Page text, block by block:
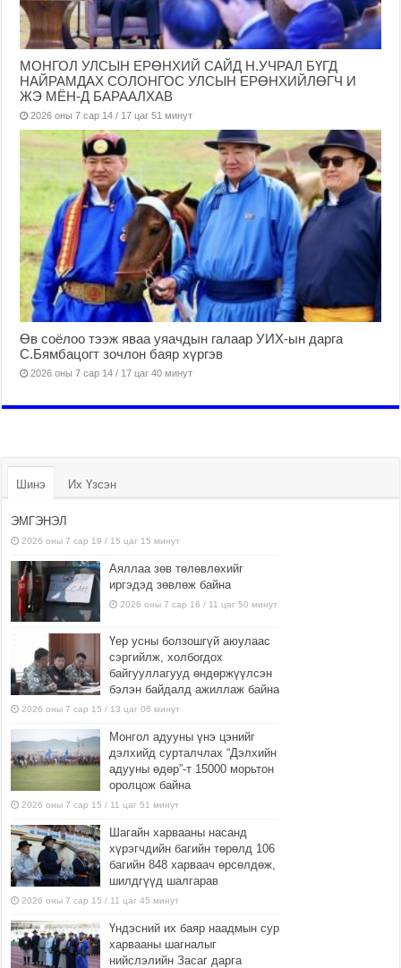
МОНГОЛ УЛСЫН ЕРӨНХИЙ САЙД Н.УЧРАЛ БҮГД
НАЙРАМДАХ СОЛОНГОС УЛСЫН ЕРӨНХИЙЛӨГЧ И
ЖЭ МЁН-Д БАРААЛХАВ
2026 оны 7 сар 14 / 17 цаг 51 минут
Өв соёлоо тээж яваа уяачдын галаар УИХ-ын дарга
С.Бямбацогт зочлон баяр хүргэв
2026 оны 7 сар 14 / 17 цаг 40 минут
Шинэ Их Үзсэн
ЭМГЭНЭЛ
2026 оны 7 сар 19 / 15 цаг 15 минут
Аяллаа зөв төлөвлөхийг
иргэдэд зөвлөж байна
2026 оны 7 сар 16 / 11 цаг 50 минут
Үер усны болзошгүй аюулаас
сэргийлж, холбогдох
байгууллагууд өндөржүүлсэн
бэлэн байдалд ажиллаж байна
2026 оны 7 сар 15 / 13 цаг 06 минут
Монгол адууны үнэ цэнийг
дэлхийд сурталчлах “Дэлхийн
адууны өдөр”-т 15000 морьтон
оролцож байна
2026 оны 7 сар 15 / 11 цаг 51 минут
Шагайн харвааны насанд
хүрэгчдийн багийн төрөлд 106
багийн 848 харваач өрсөлдөж,
шилдгүүд шалгарав
2026 оны 7 сар 15 / 11 цаг 45 минут
Үндэсний их баяр наадмын сур
харвааны шагналыг
нийслэлийн Засаг дарга